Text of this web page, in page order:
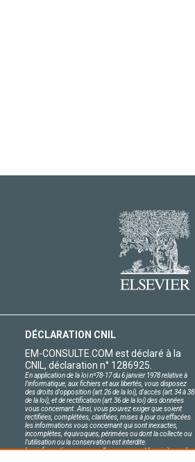
DÉCLARATION CNIL
EM-CONSULTE.COM est déclaré à la
CNIL, déclaration n° 1286925.
En application de la loi nº78-17 du 6 janvier 1978 relative à
l'informatique, aux fichiers et aux libertés, vous disposez
des droits d'opposition (art.26 de la loi), d'accès (art.34 à 38
de la loi), et de rectification (art.36 de la loi) des données
vous concernant. Ainsi, vous pouvez exiger que soient
rectifiées, complétées, clarifiées, mises à jour ou effacées
les informations vous concernant qui sont inexactes,
incomplètes, équivoques, périmées ou dont la collecte ou
l'utilisation ou la conservation est interdite.
Les informations personnelles concernant les visiteurs de